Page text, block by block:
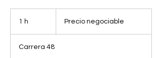
1 h Precio negociable
Carrera 48